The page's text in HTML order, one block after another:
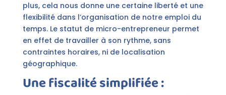
plus, cela nous donne une certaine liberté et une
flexibilité dans l’organisation de notre emploi du
temps. Le statut de micro-entrepreneur permet
en effet de travailler à son rythme, sans
contraintes horaires, ni de localisation
géographique.
Une fiscalité simplifiée :